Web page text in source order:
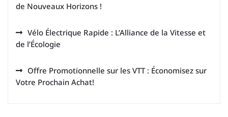
de Nouveaux Horizons !
Vélo Électrique Rapide : L’Alliance de la Vitesse et
de l’Écologie
Offre Promotionnelle sur les VTT : Économisez sur
Votre Prochain Achat!